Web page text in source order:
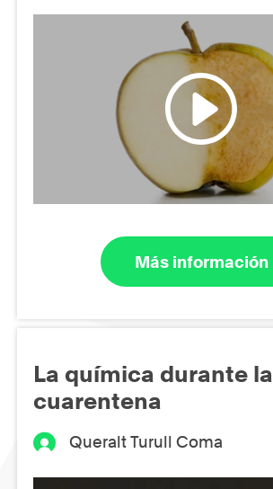
Más información
La química durante la
cuarentena
Queralt Turull Coma